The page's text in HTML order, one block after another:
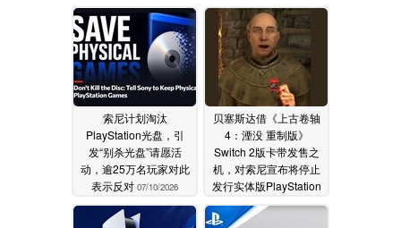
索尼计划淘汰
PlayStation光盘，引
发“别杀光盘”请愿活
动，逾25万名玩家对此
表示反对 07/10/2026
贝塞斯达借《上古卷轴
4：湮没 重制版》
Switch 2版卡带发售之
机，对索尼宣布将停止
发行实体版PlayStation
游戏一事进行了揶揄
07/05/2026